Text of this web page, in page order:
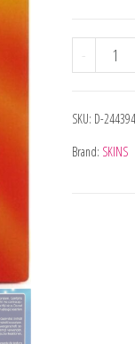
-
SKU: D-244394
Brand: SKINS